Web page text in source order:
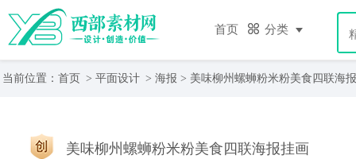
首页 分类
当前位置： 首页 > 平面设计 > 海报 > 美味柳州螺蛳粉米粉美食四联海
美味柳州螺蛳粉米粉美食四联海报挂画